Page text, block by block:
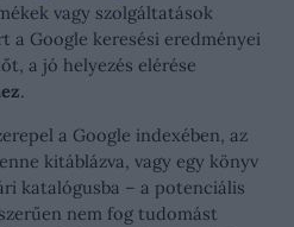
vagy szolgáltatások
a Google keresési eredményei
a jó helyezés elérése
.
a Google indexében, az
kitáblázva, vagy egy könyv
katalógusba – a potenciális
nem fog tudomást